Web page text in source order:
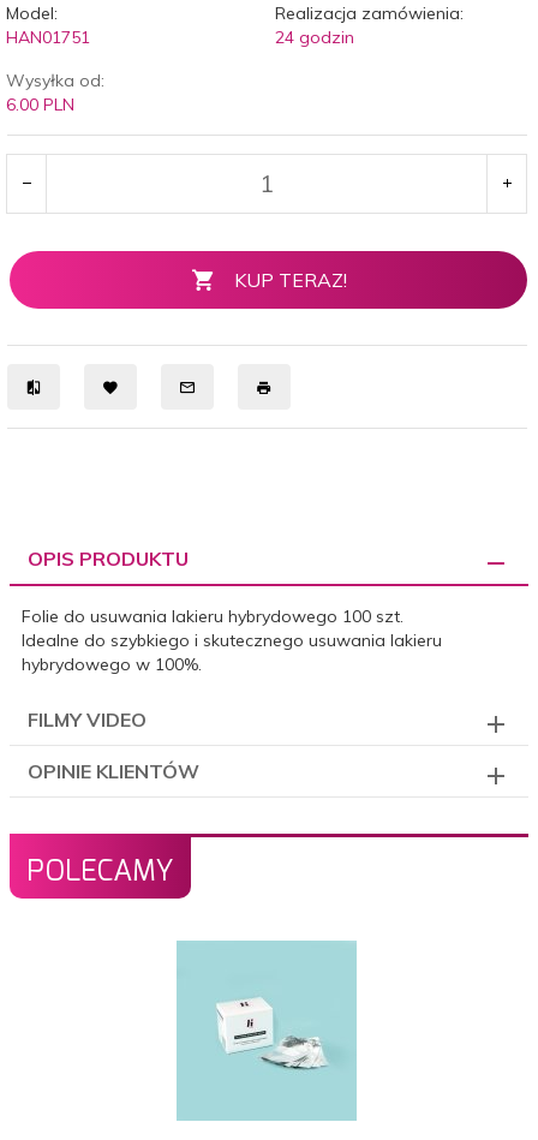
Model:
HAN01751
Realizacja zamówienia:
24 godzin
Wysyłka od:
6.00 PLN
KUP TERAZ!
OPIS PRODUKTU
Folie do usuwania lakieru hybrydowego 100 szt.
Idealne do szybkiego i skutecznego usuwania lakieru
hybrydowego w 100%.
FILMY VIDEO
OPINIE KLIENTÓW
POLECAMY